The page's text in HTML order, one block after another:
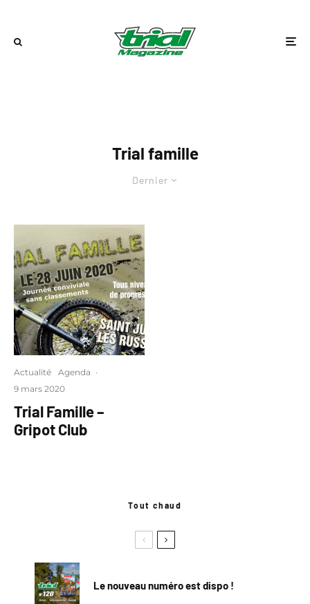
Trial famille
Dernier
Actualité Agenda ·
9 mars 2020
Trial Famille –
Gripot Club
Tout chaud
Le nouveau numéro est dispo !